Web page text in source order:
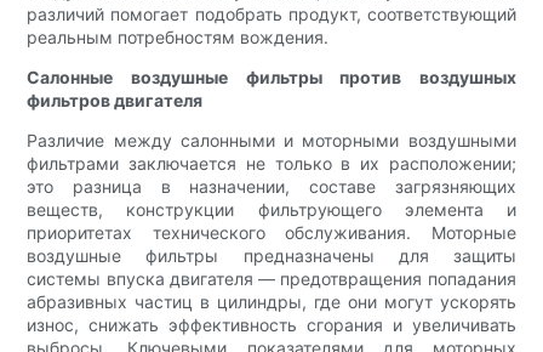
различий помогает подобрать продукт, соответствующий
реальным потребностям вождения.
Салонные воздушные фильтры против воздушных
фильтров двигателя
Различие между салонными и моторными воздушными
фильтрами заключается не только в их расположении;
это разница в назначении, составе загрязняющих
веществ, конструкции фильтрующего элемента и
приоритетах технического обслуживания. Моторные
воздушные фильтры предназначены для защиты
системы впуска двигателя — предотвращения попадания
абразивных частиц в цилиндры, где они могут ускорять
износ, снижать эффективность сгорания и увеличивать